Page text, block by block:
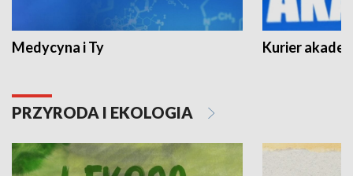
Medycyna i Ty Kurier
PRZYRODA I EKOLOGIA